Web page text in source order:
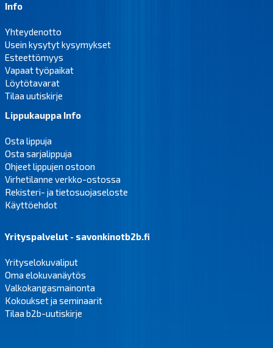
Info
Yhteydenotto
Usein kysytyt kysymykset
Esteettömyys
Vapaat työpaikat
Löytötavarat
Tilaa uutiskirje
Lippukauppa Info
Osta lippuja
Osta sarjalippuja
Ohjeet lippujen ostoon
Virhetilanne verkko-ostossa
Rekisteri- ja tietosuojaseloste
Käyttöehdot
Yrityspalvelut - savonkinotb2b.fi
Yrityselokuvaliput
Oma elokuvanäytös
Valkokangasmainonta
Kokoukset ja seminaarit
Tilaa b2b-uutiskirje